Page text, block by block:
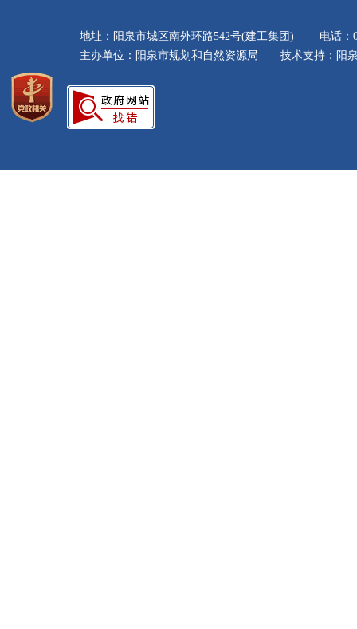
地址：阳泉市城区南外环路542号(建工集团) 电
主办单位：阳泉市规划和自然资源局 技术支持：